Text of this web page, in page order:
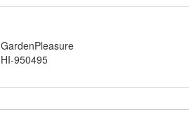
GardenPleasure
HI-950495